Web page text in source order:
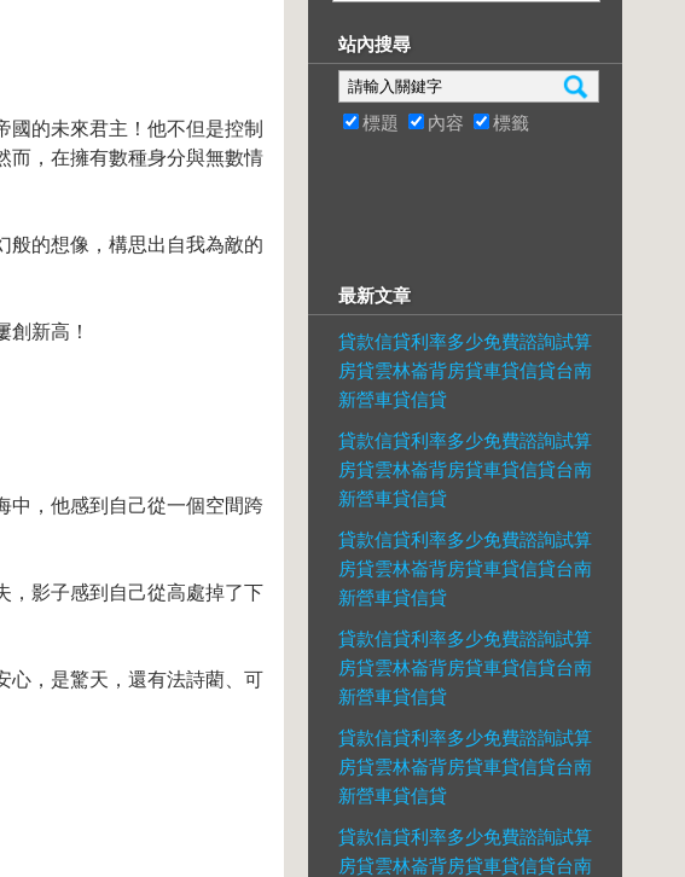
的未來君主！他不但是控制
而，在擁有數種身分與無數情
般的想像，構思出自我為敵的
新高！
中，他感到自己從一個空間跨
，影子感到自己從高處掉了下
心，是驚天，還有法詩藺、可
站內搜尋
標題 內容 標籤
最新文章
貸款信貸利率多少免費諮詢試算
房貸雲林崙背房貸車貸信貸台南
新營車貸信貸
貸款信貸利率多少免費諮詢試算
房貸雲林崙背房貸車貸信貸台南
新營車貸信貸
貸款信貸利率多少免費諮詢試算
房貸雲林崙背房貸車貸信貸台南
新營車貸信貸
貸款信貸利率多少免費諮詢試算
房貸雲林崙背房貸車貸信貸台南
新營車貸信貸
貸款信貸利率多少免費諮詢試算
房貸雲林崙背房貸車貸信貸台南
新營車貸信貸
貸款信貸利率多少免費諮詢試算
房貸雲林崙背房貸車貸信貸台南